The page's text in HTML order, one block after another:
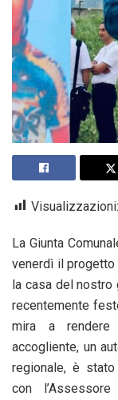
Visualizzazioni:
La Giunta
venerdì il
la casa del nostro
recentemente
mira a rendere
accogliente, un
regionale, è stato
con